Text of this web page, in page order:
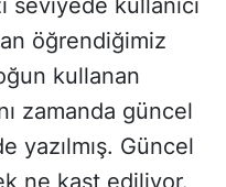
seviyede kullanıcı
öğrendiğimiz
kullanan
zamanda güncel
yazılmış. Güncel
ne kast ediliyor.